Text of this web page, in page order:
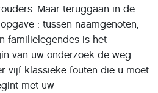
Maar teruggaan in de
: tussen naamgenoten,
familielegendes is het
van uw onderzoek de weg
vijf klassieke fouten die u moet
met uw